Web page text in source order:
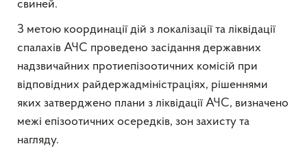
свиней.
З метою координації дій з локалізації та ліквідації
спалахів АЧС проведено засідання державних
надзвичайних протиепізоотичних комісій при
відповідних райдержадміністраціях, рішеннями
яких затверджено плани з ліквідації АЧС, визначено
межі епізоотичних осередків, зон захисту та
нагляду.